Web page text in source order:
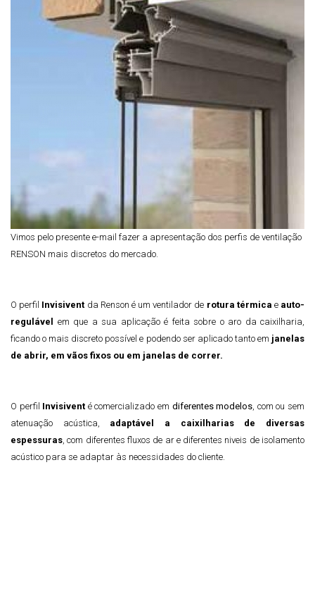
Vimos pelo presente e-mail fazer a apresentação dos perfis de ventilação
RENSON mais discretos do mercado.
O perfil Invisivent da Renson é um ventilador de rotura térmica e auto-
regulável
em que a sua aplicação é feita sobre o aro da caixilharia,
ficando o mais discreto possível e podendo ser aplicado tanto em janelas
de abrir, em vãos fixos ou em janelas de correr.
O perfil Invisivent é comercializado em diferentes modelos, com ou sem
atenuação acústica, adaptável a caixilharias de diversas
espessuras, com diferentes fluxos de ar e diferentes niveis de isolamento
acústico para se adaptar às necessidades do cliente.